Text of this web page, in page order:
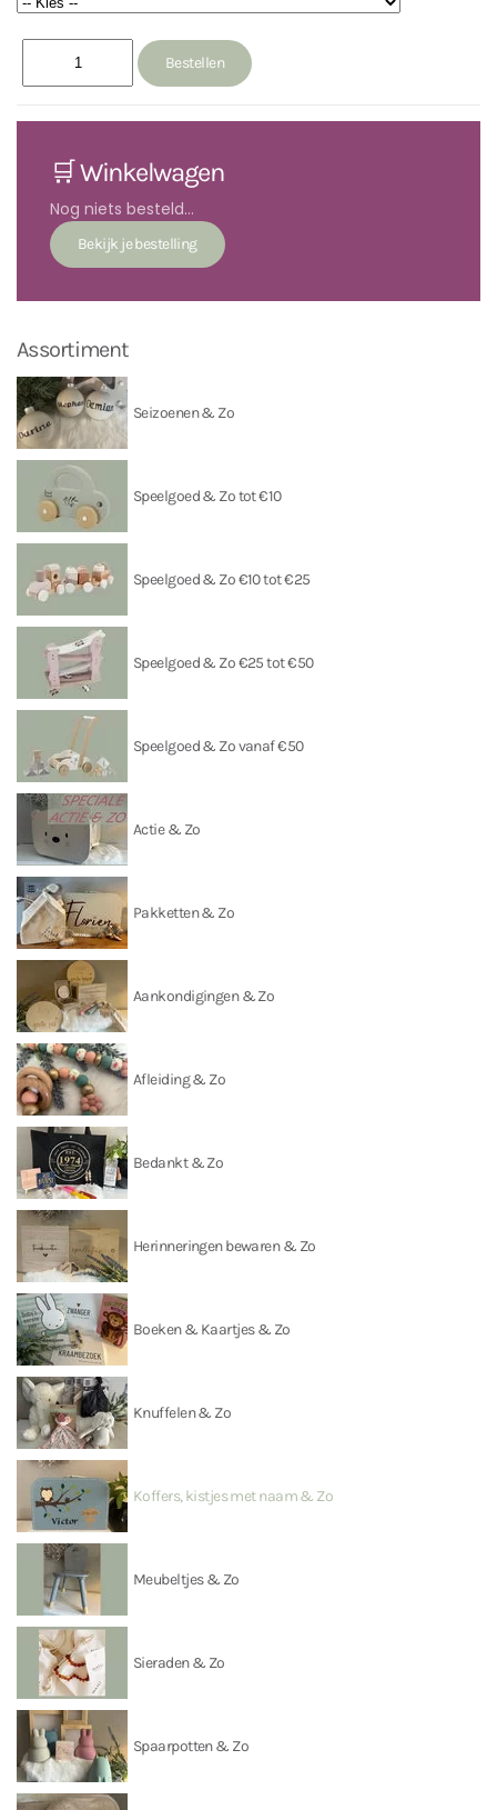
🛒 Winkelwagen
Nog niets besteld...
Assortiment
Seizoenen & Zo
Speelgoed & Zo tot €10
Speelgoed & Zo €10 tot €25
Speelgoed & Zo €25 tot €50
Speelgoed & Zo vanaf €50
Actie & Zo
Pakketten & Zo
Aankondigingen & Zo
Afleiding & Zo
Bedankt & Zo
Herinneringen bewaren & Zo
Boeken & Kaartjes & Zo
Knuffelen & Zo
Koffers, kistjes met naam & Zo
Meubeltjes & Zo
Sieraden & Zo
Spaarpotten & Zo